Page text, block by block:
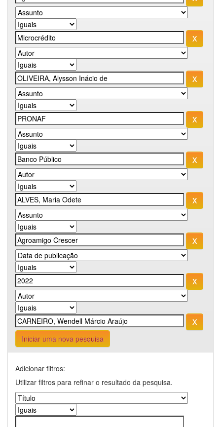
Iniciar uma nova pesquisa
Adicionar filtros:
Utilizar filtros para refinar o resultado da pesquisa.